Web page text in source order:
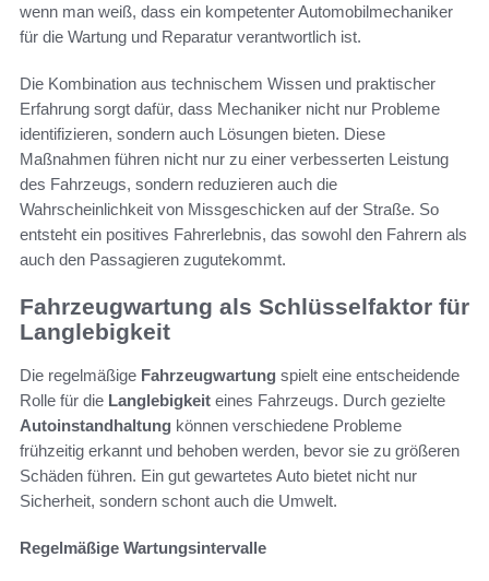
wenn man weiß, dass ein kompetenter Automobilmechaniker
für die Wartung und Reparatur verantwortlich ist.
Die Kombination aus technischem Wissen und praktischer
Erfahrung sorgt dafür, dass Mechaniker nicht nur Probleme
identifizieren, sondern auch Lösungen bieten. Diese
Maßnahmen führen nicht nur zu einer verbesserten Leistung
des Fahrzeugs, sondern reduzieren auch die
Wahrscheinlichkeit von Missgeschicken auf der Straße. So
entsteht ein positives Fahrerlebnis, das sowohl den Fahrern als
auch den Passagieren zugutekommt.
Fahrzeugwartung als Schlüsselfaktor für
Langlebigkeit
Die regelmäßige Fahrzeugwartung spielt eine entscheidende
Rolle für die Langlebigkeit eines Fahrzeugs. Durch gezielte
Autoinstandhaltung können verschiedene Probleme
frühzeitig erkannt und behoben werden, bevor sie zu größeren
Schäden führen. Ein gut gewartetes Auto bietet nicht nur
Sicherheit, sondern schont auch die Umwelt.
Regelmäßige Wartungsintervalle